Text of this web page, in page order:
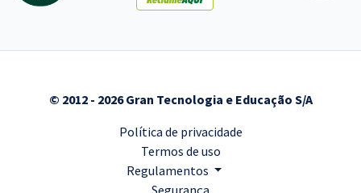
© 2012 - 2026 Gran Tecnologia e Educação S/A
Política de privacidade
Termos de uso
Regulamentos
Segurança